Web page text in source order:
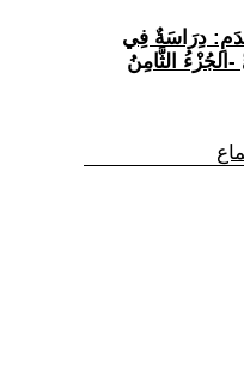
دِرَاسَةٌ فِي
الجُزْءُ الثَّامِنُ